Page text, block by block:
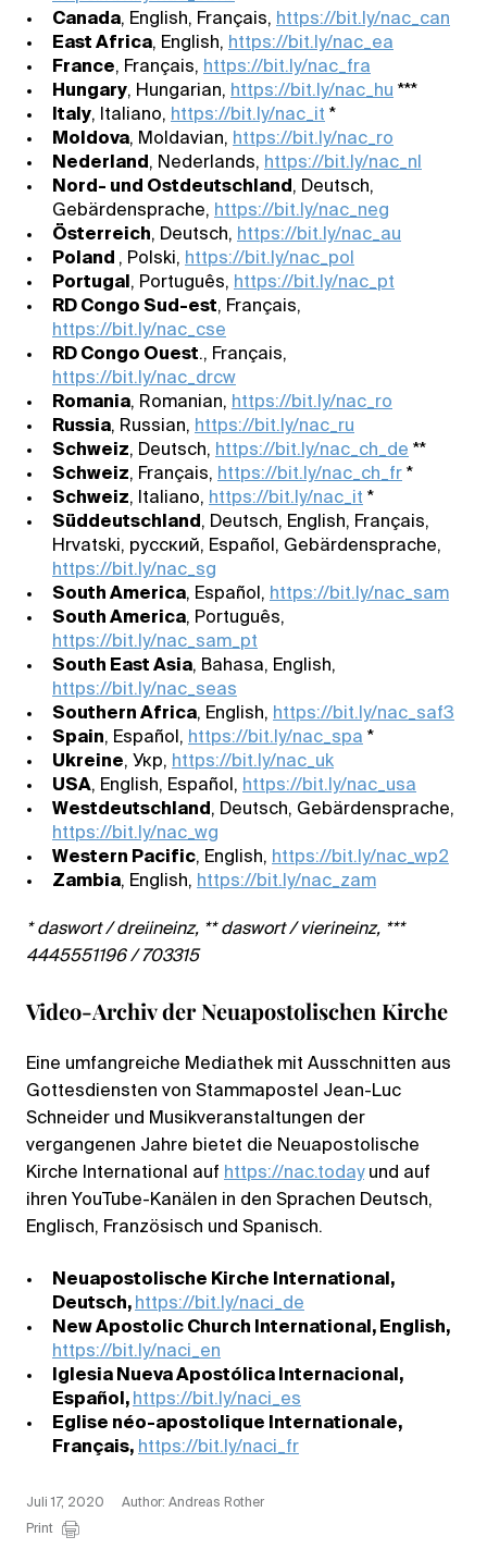
Canada, English, Français, https://bit.ly/nac_can
East Africa, English, https://bit.ly/nac_ea
France, Français, https://bit.ly/nac_fra
Hungary, Hungarian, https://bit.ly/nac_hu ***
Italy, Italiano, https://bit.ly/nac_it *
Moldova, Moldavian, https://bit.ly/nac_ro
Nederland , Nederlands, https://bit.ly/nac_nl
Nord- und Ostdeutschland , Deutsch,
Gebärdensprache, https://bit.ly/nac_neg
Österreich, Deutsch, https://bit.ly/nac_au
Poland , Polski, https://bit.ly/nac_pol
Portugal , Português, https://bit.ly/nac_pt
RD Congo Sud-est, Français,
https://bit.ly/nac_cse
RD Congo Ouest., Français,
https://bit.ly/nac_drcw
Romania, Romanian, https://bit.ly/nac_ro
Russia, Russian, https://bit.ly/nac_ru
Schweiz, Deutsch, https://bit.ly/nac_ch_de **
Schweiz, Français, https://bit.ly/nac_ch_fr *
Schweiz, Italiano, https://bit.ly/nac_it *
Süddeutschland , Deutsch, English, Français,
Hrvatski, русский, Español, Gebärdensprache,
https://bit.ly/nac_sg
South America, Español, https://bit.ly/nac_sam
South America, Português,
https://bit.ly/nac_sam_pt
South East Asia, Bahasa, English,
https://bit.ly/nac_seas
Southern Africa, English, https://bit.ly/nac_saf3
Spain, Español, https://bit.ly/nac_spa *
Ukreine, Укр, https://bit.ly/nac_uk
USA, English, Español, https://bit.ly/nac_usa
Westdeutschland , Deutsch, Gebärdensprache,
https://bit.ly/nac_wg
Western Pacific, English, https://bit.ly/nac_wp2
Zambia, English, https://bit.ly/nac_zam
* daswort / dreiineinz, ** daswort / vierineinz, ***
4445551196 / 703315
Video-Archiv der Neuapostolischen Kirche
Eine umfangreiche Mediathek mit Ausschnitten aus
Gottesdiensten von Stammapostel Jean-Luc
Schneider und Musikveranstaltungen der
vergangenen Jahre bietet die Neuapostolische
Kirche International auf https://nac.todayund auf
ihren YouTube-Kanälen in den Sprachen Deutsch,
Englisch, Französisch und Spanisch.
Neuapostolische Kirche International,
Deutsch, https://bit.ly/naci_de
New Apostolic Church International, English,
https://bit.ly/naci_en
Iglesia Nueva Apostólica Internacional,
Español, https://bit.ly/naci_es
Eglise néo-apostolique Internationale,
Français, https://bit.ly/naci_fr
Juli 17, 2020
Author: Andreas Rother
Print